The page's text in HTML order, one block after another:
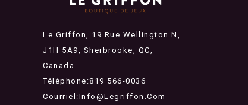
Le Griffon, 19 Rue Wellington N,
J1H 5A9, Sherbrooke, QC,
Canada
Téléphone:819 566-0036
Courriel:Info@legriffon.com